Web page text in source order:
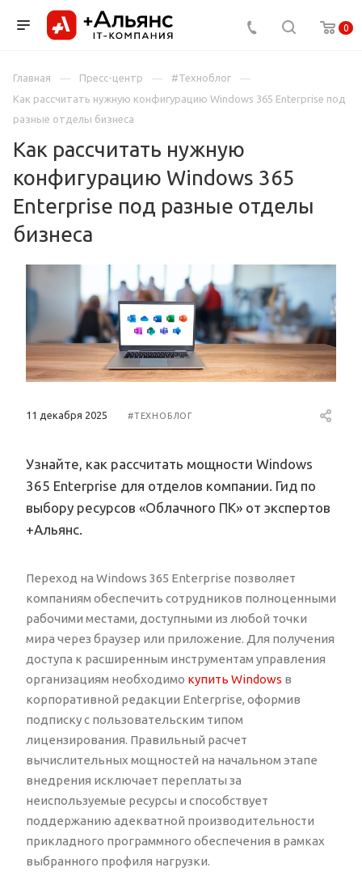
0
Главная Пресс-центр
#Техноблог
Как рассчитать нужную конфигурацию Windows 365 Enterprise под
разные отделы бизнеса
Как рассчитать нужную
конфигурацию Windows 365
Enterprise под разные отделы
бизнеса
11 декабря 2025 #ТЕХНОБЛОГ
Узнайте, как рассчитать мощности Windows
365 Enterprise для отделов компании. Гид по
выбору ресурсов «Облачного ПК» от экспертов
+Альянс.
Переход на Windows 365 Enterprise позволяет
компаниям обеспечить сотрудников полноценными
рабочими местами, доступными из любой точки
мира через браузер или приложение. Для получения
доступа к расширенным инструментам управления
организациям необходимо купить Windows в
корпоративной редакции Enterprise, оформив
подписку с пользовательским типом
лицензирования. Правильный расчет
вычислительных мощностей на начальном этапе
внедрения исключает переплаты за
неиспользуемые ресурсы и способствует
поддержанию адекватной производительности
прикладного программного обеспечения в рамках
выбранного профиля нагрузки.